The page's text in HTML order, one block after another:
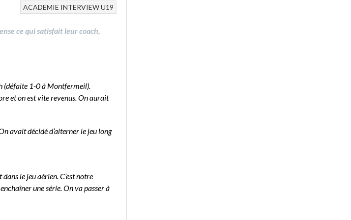
ACADEMIE INTERVIEWU19
ce qui satisfait leur coach,
(défaite 1-0 à Montfermeil).
et on est vite revenus. On aurait
avait décidé d’alterner le jeu long
le jeu aérien. C’est notre
une série. On va passer à